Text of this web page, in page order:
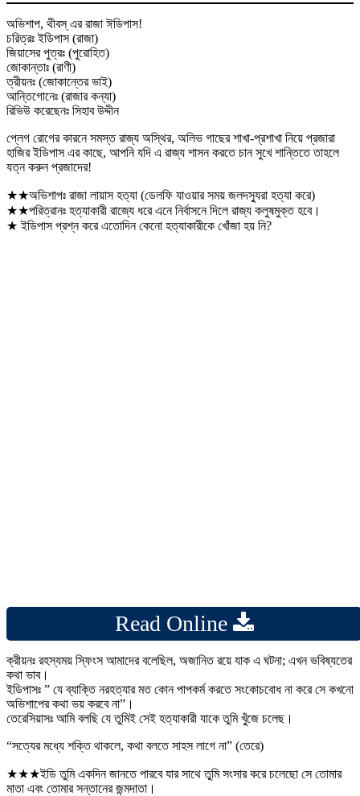
অভিশাপ, থীবস্ এর রাজা ঈডিপাস!
চরিত্রঃ ইডিপাস (রাজা)
জিয়াসের পুত্রঃ (পুরোহিত)
জোকান্তাঃ (রাণী)
ত্রীয়নঃ (জোকান্তের ভাই)
আন্তিগোনেঃ (রাজার কন্যা)
রিভিউ করেছেনঃ সিহাব উদ্দীন
প্লেগ রোগের কারনে সমস্ত রাজ্য অস্থির, অলিভ গাছের শাখা-প্রশাখা নিয়ে প্রজারা
হাজির ইডিপাস এর কাছে, আপনি যদি এ রাজ্য শাসন করতে চান সুখে শান্তিতে তাহলে
যত্ন করুন প্রজাদের!
★★অভিশাপঃ রাজা লায়াস হত্যা (ডেলফি যাওয়ার সময় জলদস্যুরা হত্যা করে)
★★পরিত্রানঃ হত্যাকারী রাজ্যে ধরে এনে নির্বাসনে দিলে রাজ্য কলুষমুক্ত হবে।
★ ইডিপাস প্রশ্ন করে এতোদিন কেনো হত্যাকারীকে খোঁজা হয় নি?
Read Online
ক্রীয়নঃ রহস্যময় স্ফিংস আমাদের বলেছিল, অজানিত রয়ে যাক এ ঘটনা; এখন ভবিষ্যতের
কথা ভাব।
ইডিপাসঃ ” যে ব্যাক্তি নরহত্যার মত কোন পাপকর্ম করতে সংকোচবোধ না করে সে কখনো
অভিশাপের কথা ভয় করবে না”।
তেরেসিয়াসঃ আমি বলছি যে তুমিই সেই হত্যাকারী যাকে তুমি খু্ঁজে চলেছ।
“সত্যের মধ্যে শক্তি থাকলে, কথা বলতে সাহস লাগে না” (তেরে)
★★★ইডি তুমি একদিন জানতে পারবে যার সাথে তুমি সংসার করে চলেছো সে তোমার
মাতা এবং তোমার সন্তানের জন্মদাতা।